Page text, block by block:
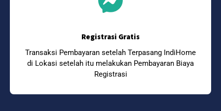
Registrasi Gratis
Transaksi Pembayaran setelah Terpasang IndiHome
di Lokasi setelah itu melakukan Pembayaran Biaya
Registrasi